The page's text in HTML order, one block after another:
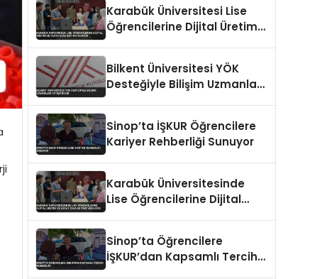
Karabük Üniversitesi Lise
Öğrencilerine Dijital Üretim
Bilkent Üniversitesi YÖK
Desteğiyle Bilişim Uzmanları
Sinop’ta İŞKUR Öğrencilere
Kariyer Rehberliği Sunuyor
Karabük Üniversitesinde
Lise Öğrencilerine Dijital
Sinop’ta Öğrencilere
İŞKUR’dan Kapsamlı Tercih